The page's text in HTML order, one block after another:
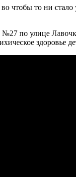
чтобы то ни стало
№27 по улице
здоровье